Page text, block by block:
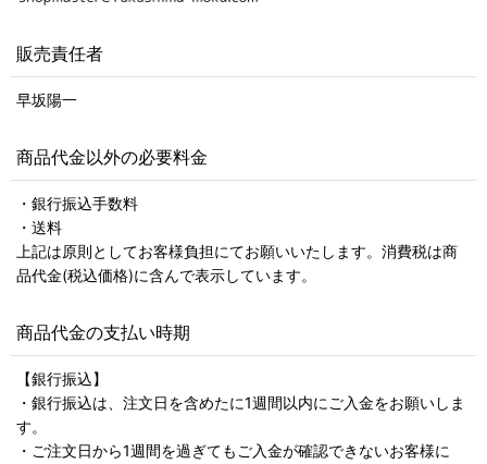
販売責任者
早坂陽一
商品代金以外の必要料金
・銀行振込手数料
・送料
上記は原則としてお客様負担にてお願いいたします。消費税は商
品代金(税込価格)に含んで表示しています。
商品代金の支払い時期
【銀行振込】
・銀行振込は、注文日を含めたに1週間以内にご入金をお願いしま
す。
・ご注文日から1週間を過ぎてもご入金が確認できないお客様に